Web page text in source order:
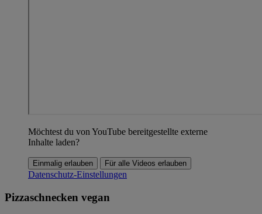
Möchtest du von YouTube bereitgestellte externe
Inhalte laden?
Einmalig erlauben Für alle Videos erlauben
Datenschutz-Einstellungen
Pizzaschnecken vegan